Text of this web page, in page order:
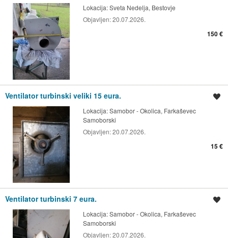
Lokacija:Sveta Nedelja, Bestovje
Objavljen:20.07.2026.
150 €
Ventilator turbinski veliki 15 eura.
Lokacija:Samobor - Okolica, Farkaševec
Samoborski
Objavljen:20.07.2026.
15 €
Ventilator turbinski 7 eura.
Lokacija:Samobor - Okolica, Farkaševec
Samoborski
Objavljen:20.07.2026.